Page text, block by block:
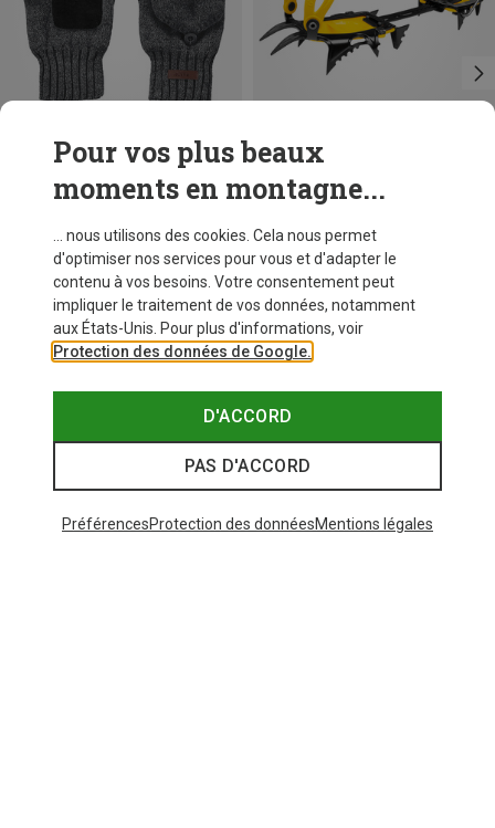
Vous économisez 22% Vous économisez 15%
Pour vos plus beaux
moments en montagne...
... nous utilisons des cookies. Cela nous permet
d'optimiser nos services pour vous et d'adapter le
contenu à vos besoins. Votre consentement peut
impliquer le traitement de vos données, notamment
aux États-Unis. Pour plus d'informations, voir
Protection des données de Google.
D'ACCORD
PAS D'ACCORD
PréférencesProtection des donnéesMentions légales